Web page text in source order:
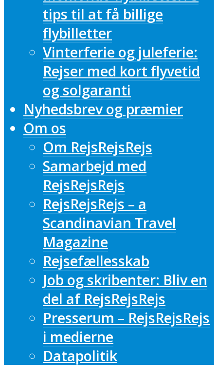
tips til at få billige
flybilletter
Vinterferie og juleferie:
Rejser med kort flyvetid
og solgaranti
Nyhedsbrev og præmier
Om os
Om RejsRejsRejs
Samarbejd med
RejsRejsRejs
RejsRejsRejs – a
Scandinavian Travel
Magazine
Rejsefællesskab
Job og skribenter: Bliv en
del af RejsRejsRejs
Presserum – RejsRejsRejs
i medierne
Datapolitik